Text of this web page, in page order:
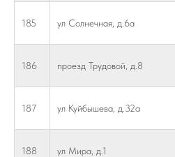
185 ул Солнечная, д.6а
186 проезд Трудовой, д.8
187 ул Куйбышева, д.32а
188 ул Мира, д.1